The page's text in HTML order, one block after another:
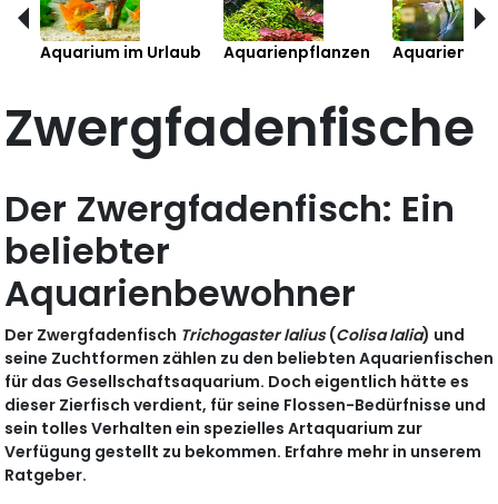
Aquarium im Urlaub Aquarienpflanzen
Zwergfadenfische
Der Zwergfadenfisch: Ein
beliebter
Aquarienbewohner
Der Zwergfadenfisch Trichogaster lalius(Colisa lalia) und
seine Zuchtformen zählen zu den beliebten Aquarienfischen
für das Gesellschaftsaquarium. Doch eigentlich hätte es
dieser Zierfisch verdient, für seine Flossen-Bedürfnisse und
sein tolles Verhalten ein spezielles Artaquarium zur
Verfügung gestellt zu bekommen. Erfahre mehr in unserem
Ratgeber.